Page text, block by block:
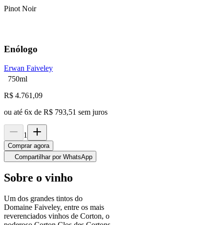
Pinot Noir
Enólogo
Erwan Faiveley
750ml
R$ 4.761,09
ou até 6x de R$ 793,51 sem juros
1
Comprar agora
Compartilhar por WhatsApp
Sobre o vinho
Um dos grandes tintos do
Domaine Faiveley, entre os mais
reverenciados vinhos de Corton, o